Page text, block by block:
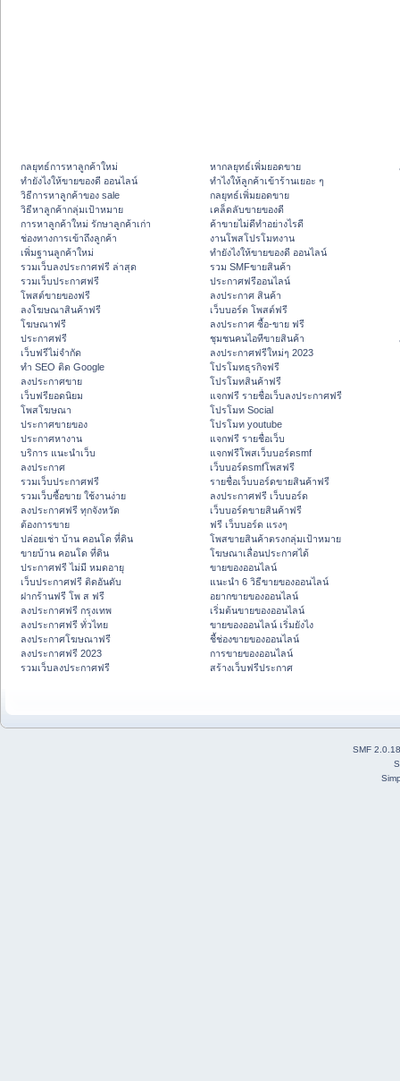
กลยุทธ์การหาลูกค้าใหม่
ทํายังไงให้ขายของดี ออนไลน์
วิธีการหาลูกค้าของ sale
วิธีหาลูกค้ากลุ่มเป้าหมาย
การหาลูกค้าใหม่ รักษาลูกค้าเก่า
ช่องทางการเข้าถึงลูกค้า
เพิ่มฐานลูกค้าใหม่
รวมเว็บลงประกาศฟรี ล่าสุด
รวมเว็บประกาศฟรี
โพสต์ขายของฟรี
ลงโฆษณาสินค้าฟรี
โฆษณาฟรี
ประกาศฟรี
เว็บฟรีไม่จำกัด
ทำ SEO ติด Google
ลงประกาศขาย
เว็บฟรียอดนิยม
โพสโฆษณา
ประกาศขายของ
ประกาศหางาน
บริการ แนะนำเว็บ
ลงประกาศ
รวมเว็บประกาศฟรี
รวมเว็บซื้อขาย ใช้งานง่าย
ลงประกาศฟรี ทุกจังหวัด
ต้องการขาย
ปล่อยเช่า บ้าน คอนโด ที่ดิน
ขายบ้าน คอนโด ที่ดิน
ประกาศฟรี ไม่มี หมดอายุ
เว็บประกาศฟรี ติดอันดับ
ฝากร้านฟรี โพ ส ฟรี
ลงประกาศฟรี กรุงเทพ
ลงประกาศฟรี ทั่วไทย
ลงประกาศโฆษณาฟรี
ลงประกาศฟรี 2023
รวมเว็บลงประกาศฟรี
หากลยุทธ์เพิ่มยอดขาย
ทําไงให้ลูกค้าเข้าร้านเยอะ ๆ
กลยุทธ์เพิ่มยอดขาย
เคล็ดลับขายของดี
ค้าขายไม่ดีทำอย่างไรดี
งานโพสโปรโมทงาน
ทํายังไงให้ขายของดี ออนไลน์
รวม SMFขายสินค้า
ประกาศฟรีออนไลน์
ลงประกาศ สินค้า
เว็บบอร์ด โพสต์ฟรี
ลงประกาศ ซื้อ-ขาย ฟรี
ชุมชนคนไอทีขายสินค้า
ลงประกาศฟรีใหม่ๆ 2023
โปรโมทธุรกิจฟรี
โปรโมทสินค้าฟรี
แจกฟรี รายชื่อเว็บลงประกาศฟรี
โปรโมท Social
โปรโมท youtube
แจกฟรี รายชื่อเว็บ
แจกฟรีโพสเว็บบอร์ดsmf
เว็บบอร์ดsmfโพสฟรี
รายชื่อเว็บบอร์ดขายสินค้าฟรี
ลงประกาศฟรี เว็บบอร์ด
เว็บบอร์ดขายสินค้าฟรี
ฟรี เว็บบอร์ด แรงๆ
โพสขายสินค้าตรงกลุ่มเป้าหมาย
โฆษณาเลื่อนประกาศได้
ขายของออนไลน์
แนะนำ 6 วิธีขายของออนไลน์
อยากขายของออนไลน์
เริ่มต้นขายของออนไลน์
ขายของออนไลน์ เริ่มยังไง
ชี้ช่องขายของออนไลน์
การขายของออนไลน์
สร้างเว็บฟรีประกาศ
SMF 2.0.18